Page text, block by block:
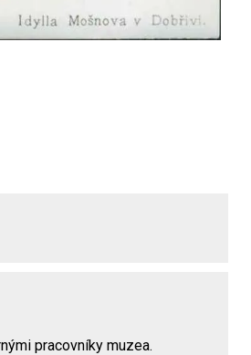
pracovníky muzea.